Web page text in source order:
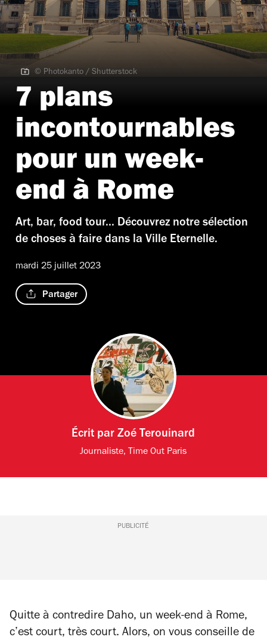
© Photokanto / Shutterstock
© Photokanto / Shutterstock
7 plans
incontournables
pour un week-
end à Rome
Art, bar, food tour... Découvrez notre sélection
de choses à faire dans la Ville Eternelle.
mardi 25 juillet 2023
Partager
Écrit parZoé Terouinard
Journaliste, Time Out Paris
PUBLICITÉ
Quitte à contredire Daho, un week-end à Rome,
c’est court, très court. Alors, on vous conseille de